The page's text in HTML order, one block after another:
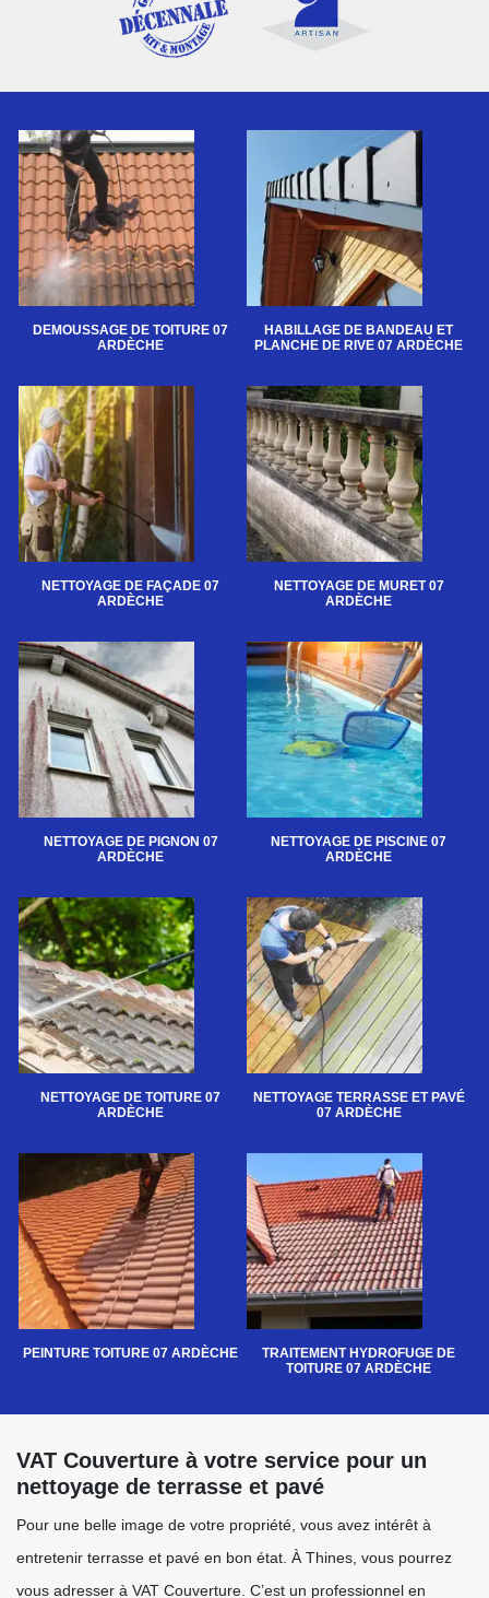
DEMOUSSAGE DE TOITURE 07
ARDÈCHE
HABILLAGE DE BANDEAU ET
PLANCHE DE RIVE 07 ARDÈCHE
NETTOYAGE DE FAÇADE 07
ARDÈCHE
NETTOYAGE DE MURET 07
ARDÈCHE
NETTOYAGE DE PIGNON 07
ARDÈCHE
NETTOYAGE DE PISCINE 07
ARDÈCHE
NETTOYAGE DE TOITURE 07
ARDÈCHE
NETTOYAGE TERRASSE ET PAVÉ
07 ARDÈCHE
PEINTURE TOITURE 07 ARDÈCHE
TRAITEMENT HYDROFUGE DE
TOITURE 07 ARDÈCHE
VAT Couverture à votre service pour un
nettoyage de terrasse et pavé
Pour une belle image de votre propriété, vous avez intérêt à
entretenir terrasse et pavé en bon état. À Thines, vous pourrez
vous adresser à VAT Couverture. C’est un professionnel en